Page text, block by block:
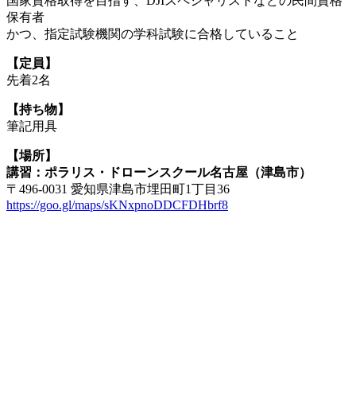
保有者
かつ、指定試験機関の学科試験に合格していること
【定員】
先着2名
【持ち物】
筆記用具
【場所】
講習：ポラリス・ドローンスクール名古屋（津島市）
〒496-0031 愛知県津島市埋田町1丁目36
https://goo.gl/maps/sKNxpnoDDCFDHbrf8